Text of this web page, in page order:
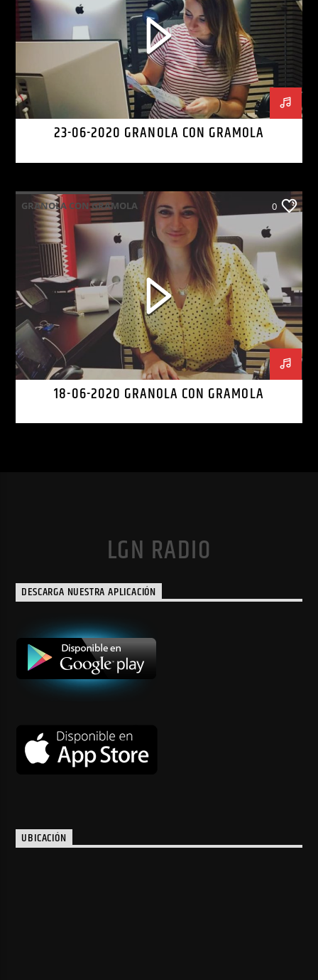
23-06-2020 GRANOLA CON GRAMOLA
GRANOLA CON GRAMOLA 0
18-06-2020 GRANOLA CON GRAMOLA
LGN RADIO
DESCARGA NUESTRA APLICACIÓN
UBICACIÓN